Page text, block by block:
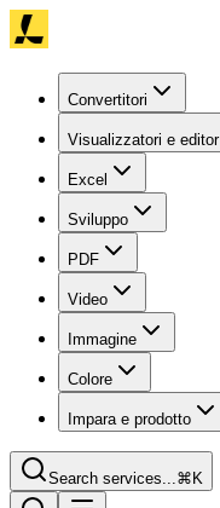
Convertitori
Visualizzatori e editor
Excel
Sviluppo
PDF
Video
Immagine
Colore
Impara e prodotto
Search services...⌘K